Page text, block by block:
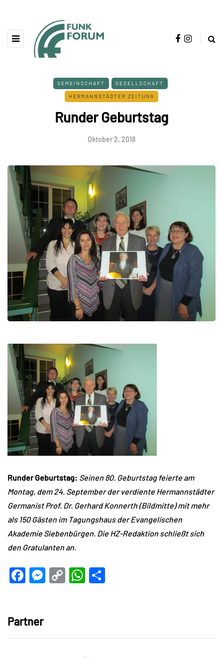
GEMEINSCHAFT GESELLSCHAFT
HERMANNSTÄDTER ZEITUNG
Runder Geburtstag
Oktober 2, 2018
Runder Geburtstag: Seinen 80. Geburtstag feierte am
Montag, dem 24. September der verdiente Hermannstädter
Germanist Prof. Dr. Gerhard Konnerth (Bildmitte) mit mehr
als 150 Gästen im Tagungshaus der Evangelischen
Akademie Siebenbürgen. Die HZ-Redaktion schließt sich
den Gratulanten an.
Facebook
Messenger
CopyWhatsApp
Partner